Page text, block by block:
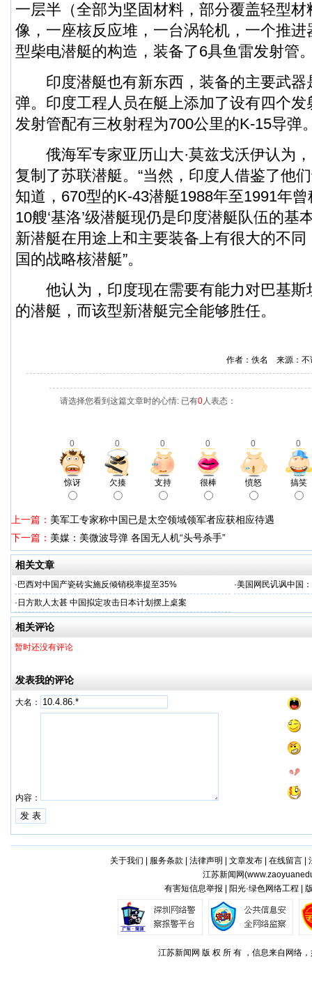
一层半（全部为坚固材料，部分覆盖轻型
像，一座核反应堆，一台涡轮机，一个推
型柴电潜艇的构造，装备了6具鱼雷发射管
印度潜艇也有新东西，装备的主要武器
弹。印度工程人员在艇上添加了设有四个
发射管配有三枚射程为700公里的K-15导弹
俄海军专家亚历山大·莫兹戈沃伊认为，
复制了苏联潜艇。“当然，印度人借鉴了他
知道，670型的K-43潜艇1988年至1991年
10艘‘基洛’级潜艇现仍是印度潜艇队伍的基
新潜艇在用途上和主要装备上有很大的不
国的战略核潜艇”。
他认为，印度现在需要有能力对巴基斯
的潜艇，而该型新潜艇完全能够胜任。
作者：佚名 来源：
请选择您看到这篇文章时的心情: 已有0人表态：
0 0 0 0 0 0
惊讶 欠揍 支持 很棒 愤怒 搞笑
上一篇： 美军工专家称中国已是太空领域领军者应获相应待遇
下一篇： 美媒：美微波导弹 各国无人机“头号杀手”
相关文章
· 巴西对中国产瓷砖实施反倾销税率提至35% ·美国网民讥讽中国
· 日方欺人太甚 中国拟定攻击日本计划摆上桌案
相关评论
暂时还没有评论
发表我的评论
大名：
内容：
关于我们 服务条款 法律声明 文章发布| 在线留言|
江苏新闻网(
有害短信息举报 | 阳光·绿色网络工程 |
江苏新闻网 版 权 所 有 ，信息来自网络